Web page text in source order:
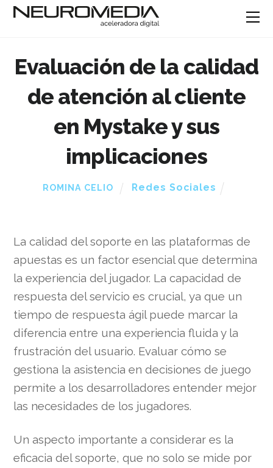
Evaluación de la calidad
de atención al cliente
en Mystake y sus
implicaciones
ROMINA CELIO Redes Sociales
La calidad del soporte en las plataformas de
apuestas es un factor esencial que determina
la experiencia del jugador. La capacidad de
respuesta del servicio es crucial, ya que un
tiempo de respuesta ágil puede marcar la
diferencia entre una experiencia fluida y la
frustración del usuario. Evaluar cómo se
gestiona la asistencia en decisiones de juego
permite a los desarrolladores entender mejor
las necesidades de los jugadores.
Un aspecto importante a considerar es la
eficacia del soporte, que no solo se mide por